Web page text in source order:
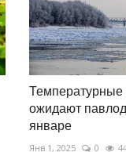
Температурные
ожидают
январе
Янв 1, 2025 0